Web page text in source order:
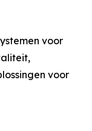
voor
voor